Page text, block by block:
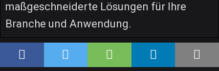
maßgeschneiderte Lösungen für Ihre
Branche und Anwendung.